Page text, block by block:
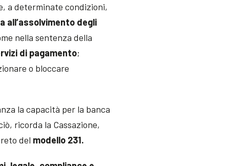
a determinate condizioni,
all’assolvimento degli
nella sentenza della
di pagamento;
o bloccare
la capacità per la banca
ricorda la Cassazione,
del modello 231.